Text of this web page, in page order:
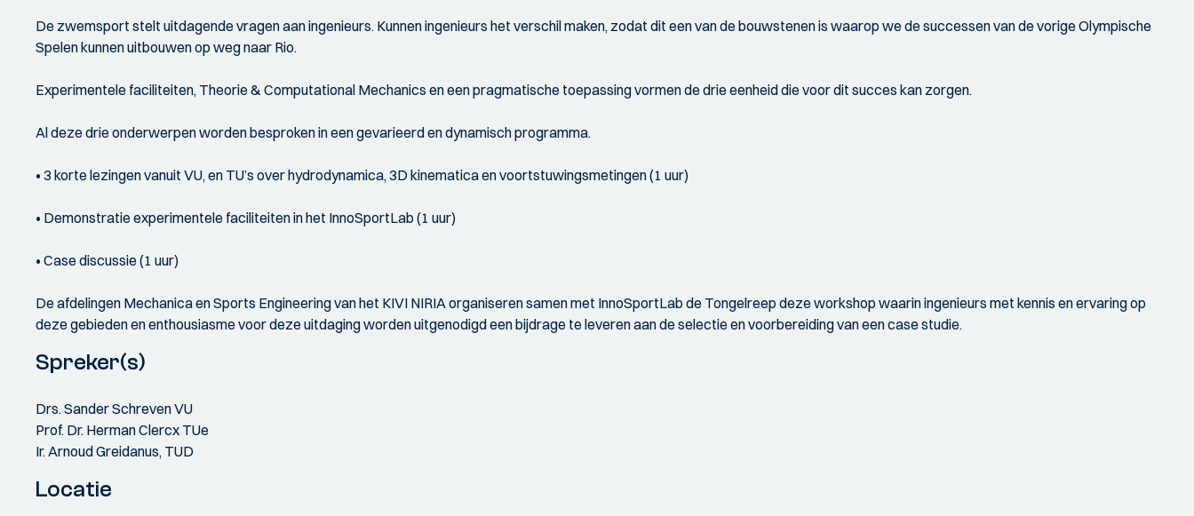
De zwemsport stelt uitdagende vragen aan ingenieurs. Kunnen ingenieurs het verschil maken, zodat dit een van de bouwstenen is waarop we de successen van de vorige Olympische
Spelen kunnen uitbouwen op weg naar Rio.
Experimentele faciliteiten, Theorie & Computational Mechanics en een pragmatische toepassing vormen de drie eenheid die voor dit succes kan zorgen.
Al deze drie onderwerpen worden besproken in een gevarieerd en dynamisch programma.
• 3 korte lezingen vanuit VU, en TU’s over hydrodynamica, 3D kinematica en voortstuwingsmetingen (1 uur)
• Demonstratie experimentele faciliteiten in het InnoSportLab (1 uur)
• Case discussie (1 uur)
De afdelingen Mechanica en Sports Engineering van het KIVI NIRIA organiseren samen met InnoSportLab de Tongelreep deze workshop waarin ingenieurs met kennis en ervaring op
deze gebieden en enthousiasme voor deze uitdaging worden uitgenodigd een bijdrage te leveren aan de selectie en voorbereiding van een case studie.
Spreker(s)
Drs. Sander Schreven VU
Prof. Dr. Herman Clercx TUe
Ir. Arnoud Greidanus, TUD
Locatie